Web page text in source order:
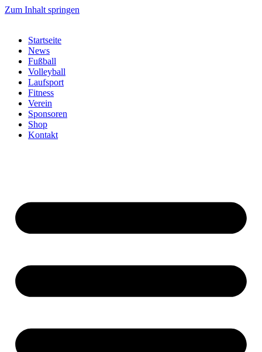
Zum Inhalt springen
Startseite
News
Fußball
Volleyball
Laufsport
Fitness
Verein
Sponsoren
Shop
Kontakt